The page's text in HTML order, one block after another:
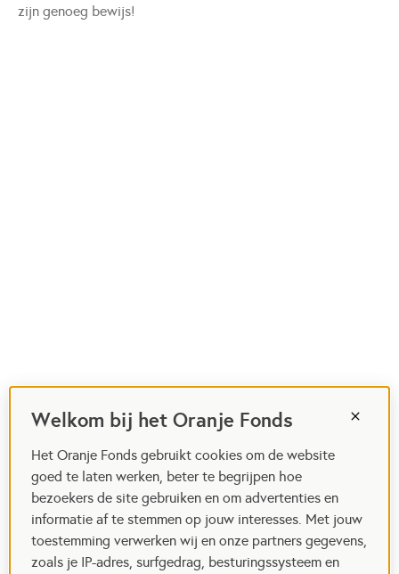
Welkom bij het Oranje Fonds
Het Oranje Fonds gebruikt cookies om de website
goed te laten werken, beter te begrijpen hoe
bezoekers de site gebruiken en om advertenties en
informatie af te stemmen op jouw interesses. Met jouw
toestemming verwerken wij en onze partners gegevens,
zoals je IP-adres, surfgedrag, besturingssysteem en
zijn genoeg bewijs!